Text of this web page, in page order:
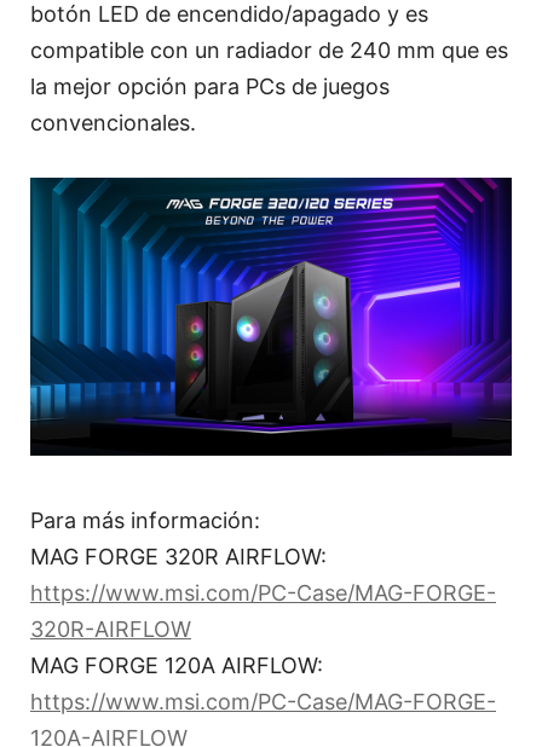
botón LED de encendido/apagado y es
compatible con un radiador de 240 mm que es
la mejor opción para PCs de juegos
convencionales.
Para más información:
MAG FORGE 320R AIRFLOW:
https://www.msi.com/PC-Case/MAG-FORGE-
320R-AIRFLOW
MAG FORGE 120A AIRFLOW:
https://www.msi.com/PC-Case/MAG-FORGE-
120A-AIRFLOW